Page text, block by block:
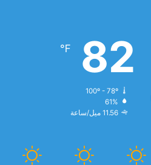
82
℉
100º - 78º
61%
11.56 ميل/ساعة